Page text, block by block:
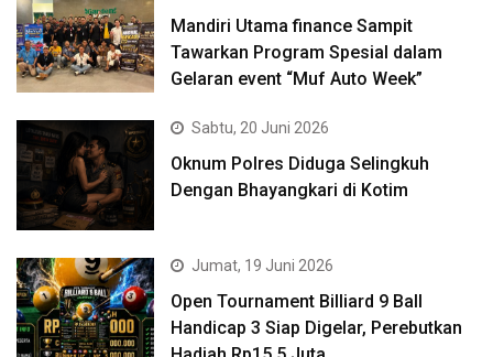
Mandiri Utama finance Sampit
Tawarkan Program Spesial dalam
Gelaran event “Muf Auto Week”
Sabtu, 20 Juni 2026
Oknum Polres Diduga Selingkuh
Dengan Bhayangkari di Kotim
Jumat, 19 Juni 2026
Open Tournament Billiard 9 Ball
Handicap 3 Siap Digelar, Perebutkan